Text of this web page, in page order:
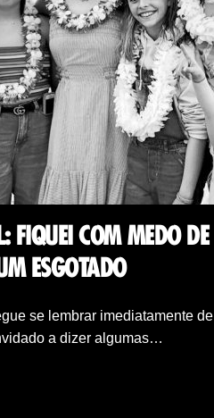
FIQUEI COM MEDO
ESGOTADO
se lembrar imediatamente
a dizer algumas…